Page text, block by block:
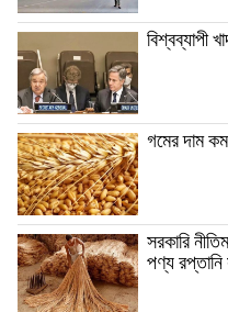
বিশ্বব্যাপী
গমের দাম
সরকারি
পণ্য